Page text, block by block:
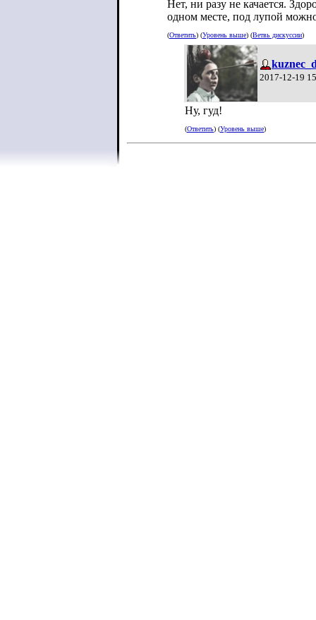
Нет, ни разу не качается.
одном месте, под лупой
(Ответить) (Уровень выше) (Ветвь дискуссии)
2017-12-19
Ну, гуд!
(Ответить) (Уровень выше)